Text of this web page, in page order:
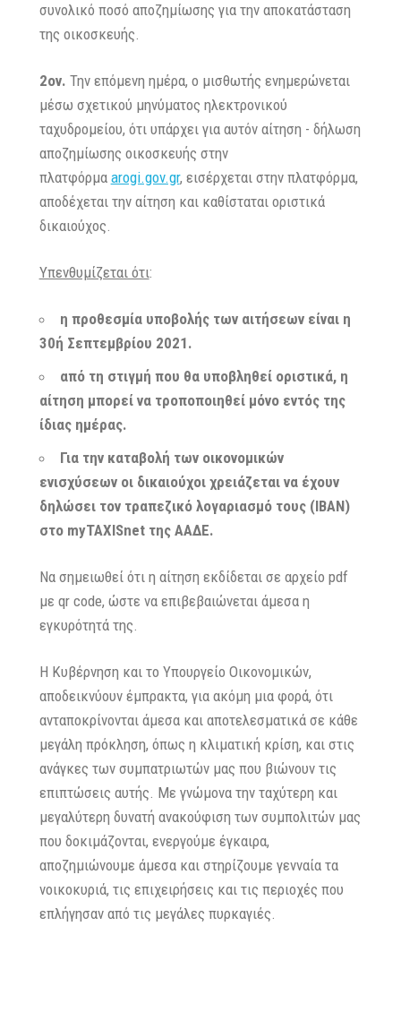
συνολικό ποσό αποζημίωσης για την αποκατάσταση
της οικοσκευής.
2ον. Την επόμενη ημέρα, ο μισθωτής ενημερώνεται
μέσω σχετικού μηνύματος ηλεκτρονικού
ταχυδρομείου, ότι υπάρχει για αυτόν αίτηση - δήλωση
αποζημίωσης οικοσκευής στην
πλατφόρμα arogi.gov.gr, εισέρχεται στην πλατφόρμα,
αποδέχεται την αίτηση και καθίσταται οριστικά
δικαιούχος.
Υπενθυμίζεται ότι:
η προθεσμία υποβολής των αιτήσεων είναι η
30ή Σεπτεμβρίου 2021.
από τη στιγμή που θα υποβληθεί οριστικά, η
αίτηση μπορεί να τροποποιηθεί μόνο εντός της
ίδιας ημέρας.
Για την καταβολή των οικονομικών
ενισχύσεων οι δικαιούχοι χρειάζεται να έχουν
δηλώσει τον τραπεζικό λογαριασμό τους (IBAN)
στο myTAXISnet της ΑΑΔΕ.
Να σημειωθεί ότι η αίτηση εκδίδεται σε αρχείο pdf
με qr code, ώστε να επιβεβαιώνεται άμεσα η
εγκυρότητά της.
Η Κυβέρνηση και το Υπουργείο Οικονομικών,
αποδεικνύουν έμπρακτα, για ακόμη μια φορά, ότι
ανταποκρίνονται άμεσα και αποτελεσματικά σε κάθε
μεγάλη πρόκληση, όπως η κλιματική κρίση, και στις
ανάγκες των συμπατριωτών μας που βιώνουν τις
επιπτώσεις αυτής. Με γνώμονα την ταχύτερη και
μεγαλύτερη δυνατή ανακούφιση των συμπολιτών μας
που δοκιμάζονται, ενεργούμε έγκαιρα,
αποζημιώνουμε άμεσα και στηρίζουμε γενναία τα
νοικοκυριά, τις επιχειρήσεις και τις περιοχές που
επλήγησαν από τις μεγάλες πυρκαγιές.